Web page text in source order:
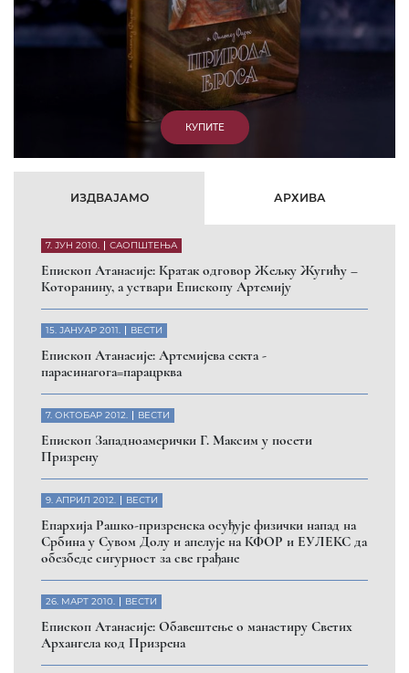
ИЗДВАЈАМО АРХИВА
7. ЈУН 2010. САОПШТЕЊА
Eпископ Атанасије: Кратак одговор Жељку Жугићу –
Которанину, а уствари Епископу Артемију
15. ЈАНУАР 2011. ВЕСТИ
Eпископ Атанасије: Артемијева секта -
парасинагога=парацрква
7. ОКТОБАР 2012. ВЕСТИ
Eпископ Западноамерички Г. Максим у посети
Призрену
9. АПРИЛ 2012. ВЕСТИ
Eпархија Рашко-призренска осуђује физички напад на
Србина у Сувом Долу и апелује на КФОР и ЕУЛЕКС да
обезбеде сигурност за све грађане
26. МАРТ 2010. ВЕСТИ
Eпископ Атанасије: Обавештење о манастиру Светих
Архангела код Призрена